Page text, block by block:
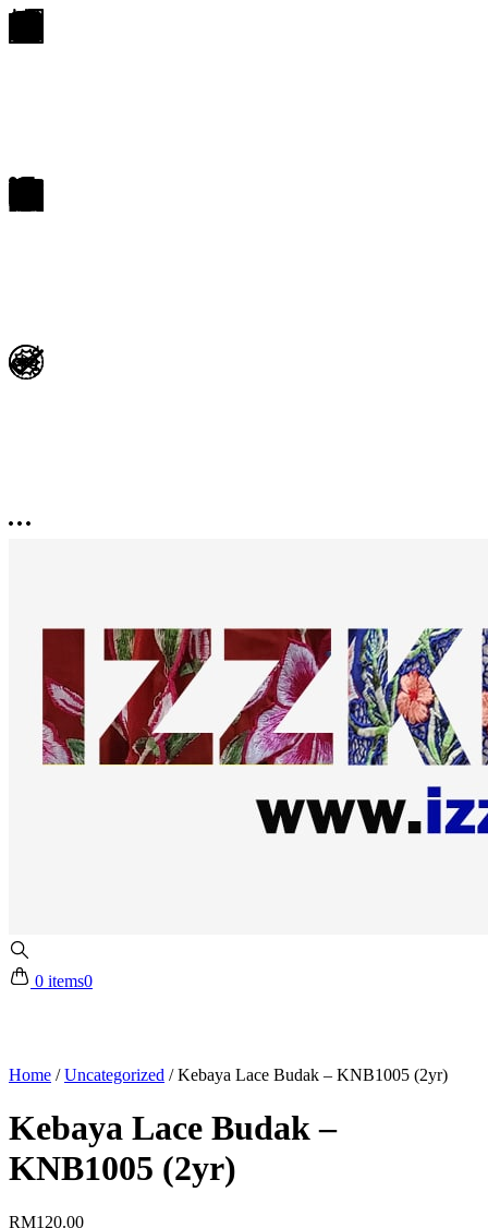
0 items0
Home /Uncategorized /Kebaya Lace Budak – KNB1005 (2yr)
Kebaya Lace Budak –
KNB1005 (2yr)
RM120.00